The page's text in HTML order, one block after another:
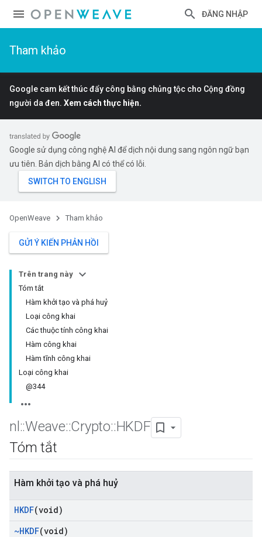
ĐĂNG NHẬP
Tham khảo
Google cam kết thúc đẩy công bằng chủng tộc cho Cộng đồng
người da đen. Xem cách thực hiện.
Google sử dụng công nghệ AI để dịch nội dung sang ngôn ngữ bạn
ưu tiên. Bản dịch bằng AI có thể có lỗi.
OpenWeave Tham khảo
GỬI Ý KIẾN PHẢN HỒI
Trên trang này
Tóm tắt
Hàm khởi tạo và phá huỷ
Loại công khai
Các thuộc tính công khai
Hàm công khai
Hàm tĩnh công khai
Loại công khai
@344
nl ::Weave::Crypto::HKDF
Tóm tắt
Hàm khởi tạo và phá huỷ
HKDF(void)
~HKDF(void)